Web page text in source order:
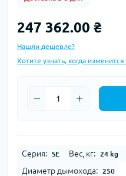
247 362.00 ₴
Нашли дешевле?
Хотите узнать, когда изменится
Серия: SE Вес, кг: 24 kg
Диаметр дымохода: 250